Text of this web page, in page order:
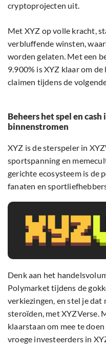
cryptoprojecten uit.
Met XYZ op volle kracht,
verbluffende winsten,
worden gelaten. Met een
9.900% is XYZ klaar om
claimen tijdens de
Beheers het spel en
binnenstromen
XYZ is de sterspeler in
sportspanning en
gerichte ecosysteem is de
fanaten en
Denk aan het
Polymarket tijdens de
verkiezingen, en stel je dat
steroïden, met XYZVerse.
klaarstaan om mee te
vroege investeerders in